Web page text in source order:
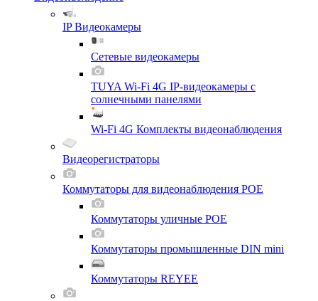
IP Видеокамеры
Сетевые видеокамеры
TUYA Wi-Fi 4G IP-видеокамеры с
солнечными панелями
Wi-Fi 4G Комплекты видеонаблюдения
Видеорегистраторы
Коммутаторы для видеонаблюдения POE
Коммутаторы уличные POE
Коммутаторы промышленные DIN mini
Коммутаторы REYEE